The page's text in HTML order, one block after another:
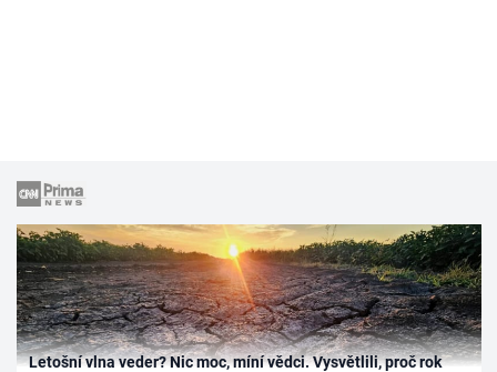
Letošní vlna veder? Nic moc, míní vědci. Vysvětlili, proč rok